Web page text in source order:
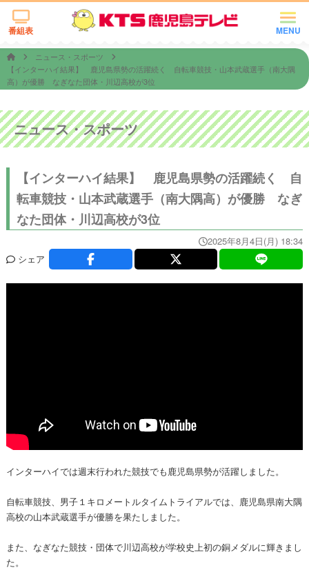
MENU
番組表
ニュース・スポーツ
【インターハイ結果】 鹿児島県勢の活躍続く 自転車競技・山本武蔵選手（南大隅
高）が優勝 なぎなた団体・川辺高校が3位
ニュース・スポーツ
【インターハイ結果】 鹿児島県勢の活躍続く 自
転車競技・山本武蔵選手（南大隅高）が優勝 なぎ
なた団体・川辺高校が3位
2025年8月4日(月) 18:34
シェア
インターハイでは週末行われた競技でも鹿児島県勢が活躍しました。
自転車競技、男子１キロメートルタイムトライアルでは、鹿児島県南大隅
高校の山本武蔵選手が優勝を果たしました。
また、なぎなた競技・団体で川辺高校が学校史上初の銅メダルに輝きまし
た。